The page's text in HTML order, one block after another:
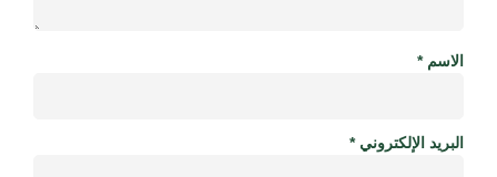
الاسم*
البريد الإلكتروني*